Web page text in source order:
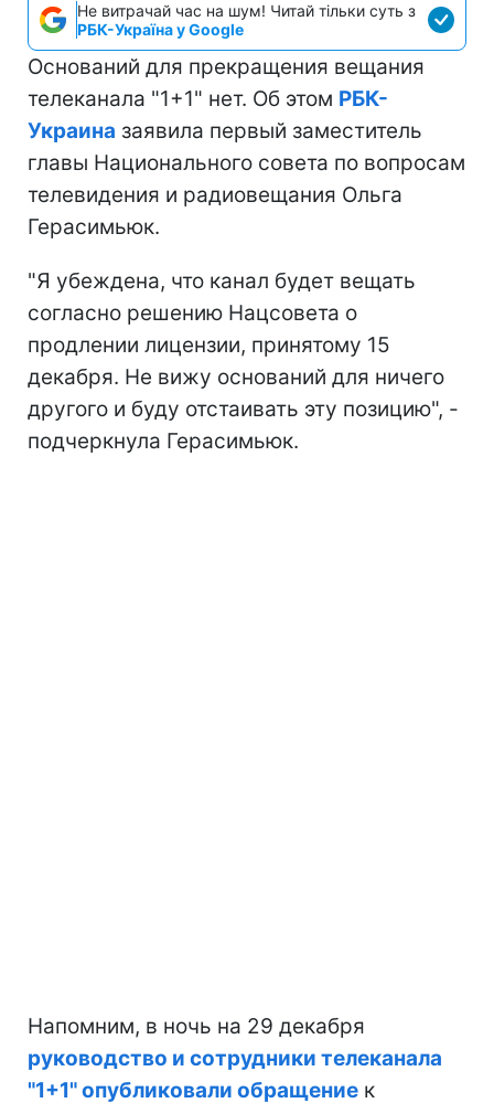
Не витрачай час на шум! Читай тільки суть з
РБК-Україна у Google
Оснований для прекращения вещания
телеканала "1+1" нет. Об этом РБК-
Украина заявила первый заместитель
главы Национального совета по вопросам
телевидения и радиовещания Ольга
Герасимьюк.
"Я убеждена, что канал будет вещать
согласно решению Нацсовета о
продлении лицензии, принятому 15
декабря. Не вижу оснований для ничего
другого и буду отстаивать эту позицию", -
подчеркнула Герасимьюк.
Напомним, в ночь на 29 декабря
руководство и сотрудники телеканала
"1+1" опубликовали обращение к